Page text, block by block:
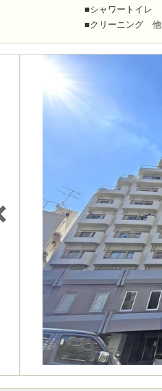
■シャワートイレ
■クリーニング 他